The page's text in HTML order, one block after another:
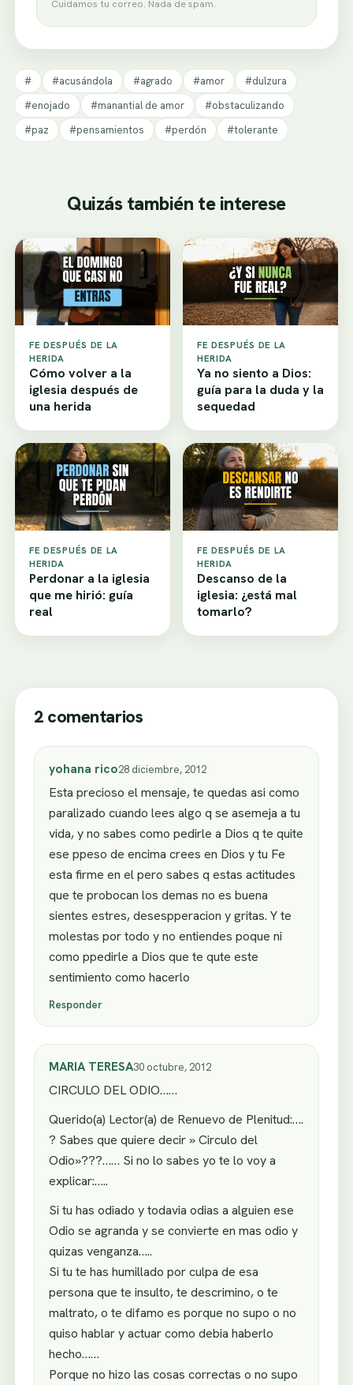
Cuidamos tu correo. Nada de spam.
# #acusándola #agrado #amor
#dulzura
#enojado
#manantial de amor
#obstaculizando
#paz
#pensamientos #perdón #tolerante
Quizás también te interese
FE DESPUÉS DE LA
HERIDA
Cómo volver a la
iglesia después de
una herida
FE DESPUÉS DE LA
HERIDA
Ya no siento a Dios:
guía para la duda y la
sequedad
FE DESPUÉS DE LA
HERIDA
Perdonar a la iglesia
que me hirió: guía
real
FE DESPUÉS DE LA
HERIDA
Descanso de la
iglesia: ¿está mal
tomarlo?
2 comentarios
yohana rico28 diciembre, 2012
Esta precioso el mensaje, te quedas asi como
paralizado cuando lees algo q se asemeja a tu
vida, y no sabes como pedirle a Dios q te quite
ese ppeso de encima crees en Dios y tu Fe
esta firme en el pero sabes q estas actitudes
que te probocan los demas no es buena
sientes estres, desespperacion y gritas. Y te
molestas por todo y no entiendes poque ni
como ppedirle a Dios que te qute este
sentimiento como hacerlo
Responder
MARIA TERESA30 octubre, 2012
CIRCULO DEL ODIO……
Querido(a) Lector(a) de Renuevo de Plenitud:….
? Sabes que quiere decir » Circulo del
Odio»???…… Si no lo sabes yo te lo voy a
explicar:…..
Si tu has odiado y todavia odias a alguien ese
Odio se agranda y se convierte en mas odio y
quizas venganza…..
Si tu te has humillado por culpa de esa
persona que te insulto, te descrimino, o te
maltrato, o te difamo es porque no supo o no
quiso hablar y actuar como debia haberlo
hecho……
Porque no hizo las cosas correctas o no supo